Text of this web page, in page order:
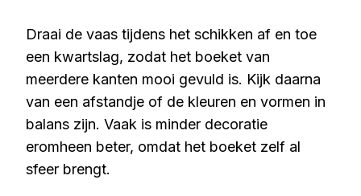
Draai de vaas tijdens het schikken af en toe
een kwartslag, zodat het boeket van
meerdere kanten mooi gevuld is. Kijk daarna
van een afstandje of de kleuren en vormen in
balans zijn. Vaak is minder decoratie
eromheen beter, omdat het boeket zelf al
sfeer brengt.